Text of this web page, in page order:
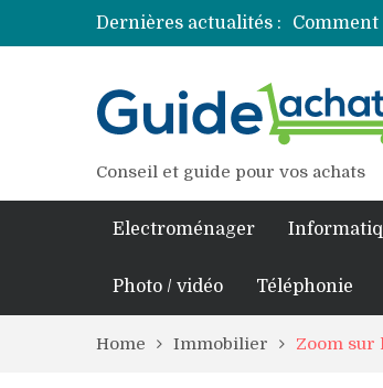
Dernières actualités :
Comment
Conseil et guide pour vos achats
Electroménager
Photo / vidéo Téléphonie
Home Immobilier Zoom sur